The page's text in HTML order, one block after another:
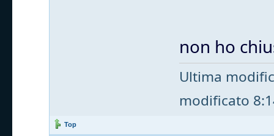
non ho
Ultima
modificato
Top